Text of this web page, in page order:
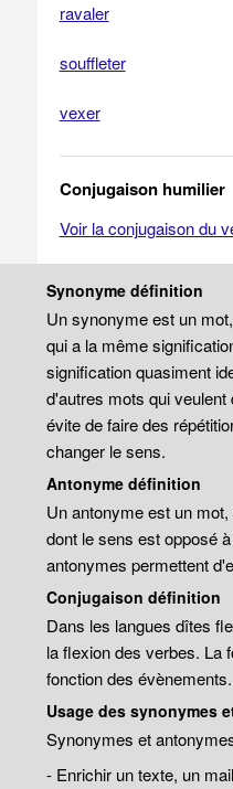
ravaler
souffleter
vexer
Conjugaison humilier
Voir la conjugaison du
Synonyme définition
Un synonyme est un
qui a la même
signification quasiment
d'autres mots qui
évite de faire des
changer le sens.
Antonyme définition
Un antonyme est un
dont le sens est opposé
antonymes permettent
Conjugaison définition
Dans les langues dîtes
la flexion des verbes. La
fonction des évènements.
Usage des synonymes
Synonymes et
- Enrichir un texte, un